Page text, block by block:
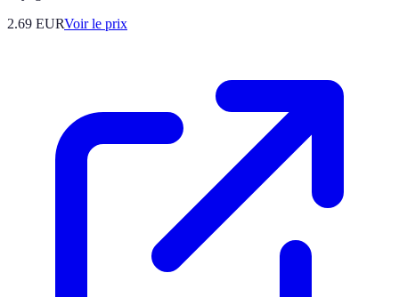
2.69 EURVoir le prix